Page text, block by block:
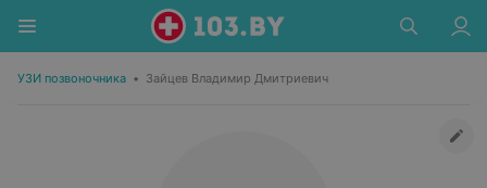
УЗИ позвоночника • Зайцев Владимир Дмитриевич